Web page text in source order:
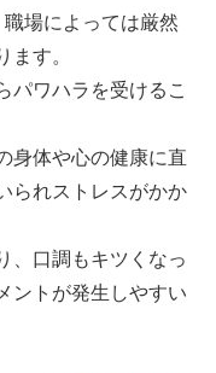
場によっては厳然
ます。
パワハラを受けるこ
身体や心の健康に直
られストレスがかか
、口調もキツくなっ
ントが発生しやすい